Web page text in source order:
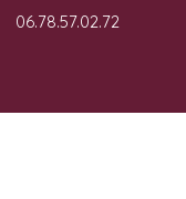
06.78.57.02.72